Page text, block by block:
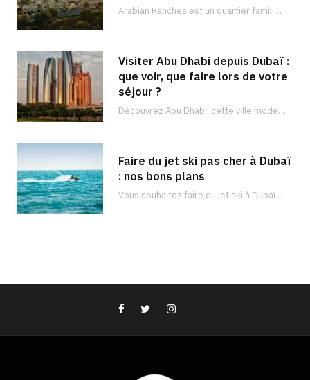
Arabian Ranches est un quartier familial sécurisé situé dans la banlieue de Dubaï et qui…
Visiter Abu Dhabi depuis Dubaï :
que voir, que faire lors de votre
séjour ?
Découvrez Abu Dhabi, cette ville moderne et luxueuse remplie de vastes trésors. Il y en a pour tous les goûts !
Faire du jet ski pas cher à Dubaï
: nos bons plans
Vous souhaitez faire du jet ski à Dubaï ? Découvrez les meilleurs endroits pour faire du jet ski à Dubaï et à quel prix